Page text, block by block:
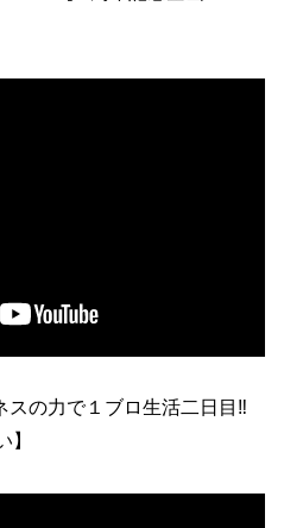
スの力で１ブロ生活二日目‼
】